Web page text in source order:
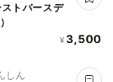
トバースデ
¥ 3,500
しん